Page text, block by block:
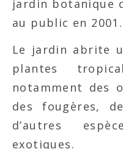
jardin botanique
au public en 2001.
Le jardin abrite
plantes
notamment des
des fougères,
d’autres
exotiques.